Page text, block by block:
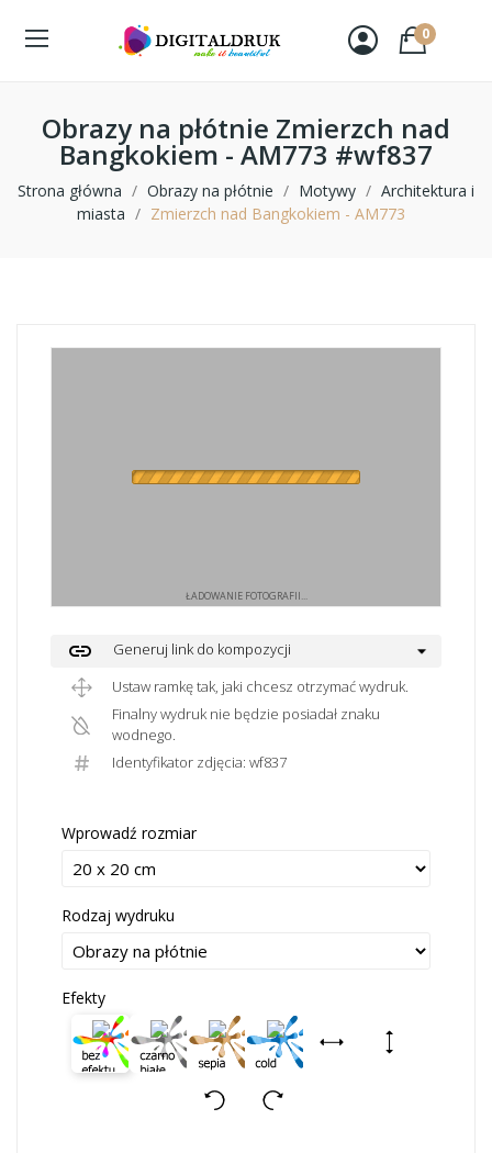
0
Obrazy na płótnie Zmierzch nad
Bangkokiem - AM773 #wf837
Strona główna Obrazy na płótnie Motywy
Architektura i
miasta
Zmierzch nad Bangkokiem - AM773
ŁADOWANIE FOTOGRAFII...
link
Generuj link do kompozycji
Ustaw ramkę tak, jaki chcesz otrzymać wydruk.
Finalny wydruk nie będzie posiadał znaku
wodnego.
Identyfikator zdjęcia: wf837
Wprowadź rozmiar
Rodzaj wydruku
Efekty